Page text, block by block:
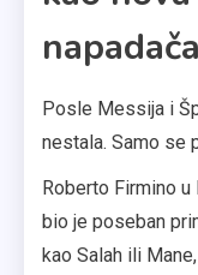
Posle Messija i
nestala. Samo se
Roberto Firmino
bio je poseban
kao Salah ili